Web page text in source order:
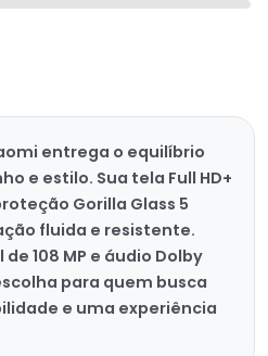
entrega o equilíbrio
e estilo. Sua tela Full HD+
Gorilla Glass 5
fluida e resistente.
108 MP e áudio Dolby
para quem busca
e uma experiência